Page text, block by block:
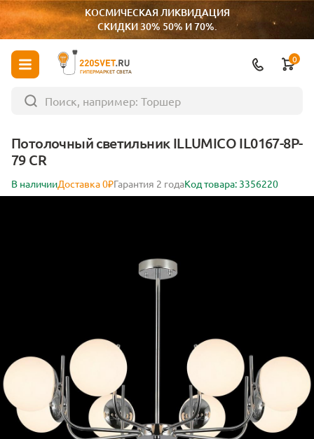
КОСМИЧЕСКАЯ ЛИКВИДАЦИЯ
СКИДКИ 30% 50% И 70%.
ГИПЕРМАРКЕТ СВЕТА
0
Потолочный светильник ILLUMICO IL0167-8P-
79 CR
В наличииДоставка 0₽Гарантия 2 годаКод товара: 3356220